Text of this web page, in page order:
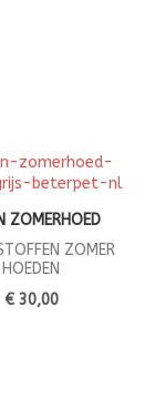
ZOMERHOED
ZOMER
HOEDEN
€ 30,00